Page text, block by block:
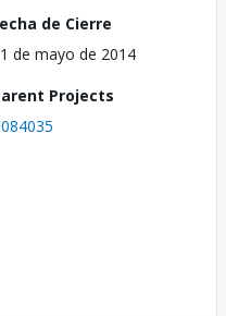
de Cierre
de mayo de 2014
Projects